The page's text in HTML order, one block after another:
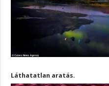
Láthatatlan aratás.